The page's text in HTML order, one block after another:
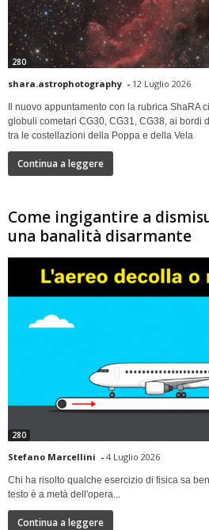
280
shara.astrophotography - 12 Luglio 2026
Il nuovo appuntamento con la rubrica ShaRA
globuli cometari CG30, CG31, CG38, ai bordi
tra le costellazioni della Poppa e della Vela
Continua a leggere
Come ingigantire a
una banalità disarmante
280
Stefano Marcellini - 4 Luglio 2026
Chi ha risolto qualche esercizio di fisica sa
testo è a metà dell'opera...
Continua a leggere